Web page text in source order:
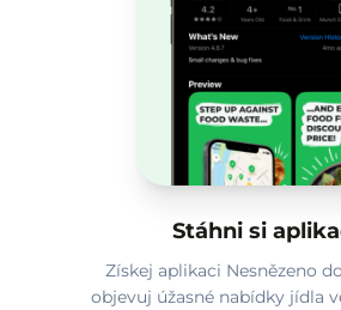
Stáhni si
Získej aplikaci Nesnězeno
objevuj úžasné nabídky jídla